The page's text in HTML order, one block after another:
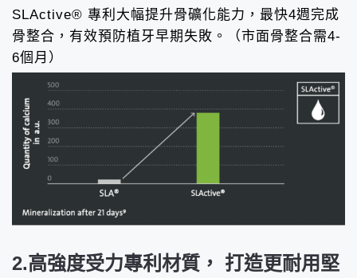
SLActive® 專利大幅提升骨礦化能力，最快4週完成
骨整合，有效預防植牙早期失敗。（市面骨整合需4-
6個月）
2.高強度受力專利材質， 打造更耐用堅